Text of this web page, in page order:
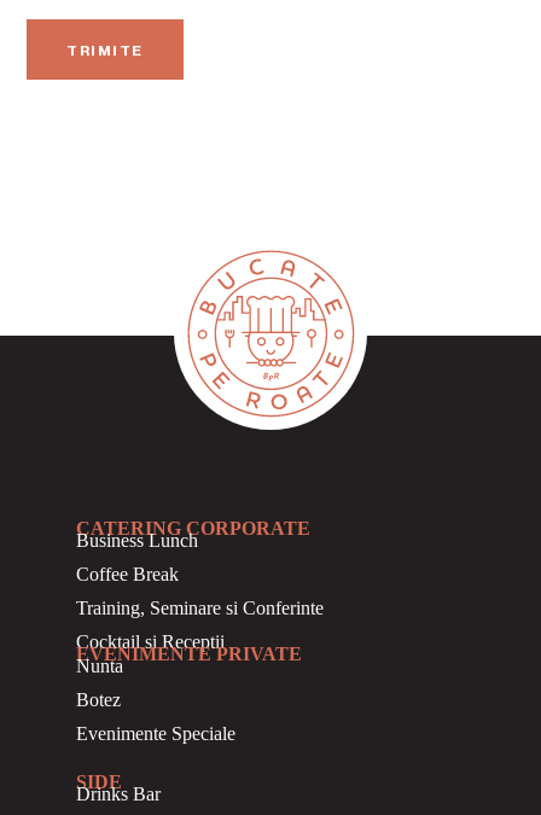
TRIMITE
CATERING CORPORATE
BusinessLunch
Coffee Break
Training, Seminare si Conferinte
Cocktail si Receptii
EVENIMENTE PRIVATE
Nunta
Botez
Evenimente Speciale
SIDE
Drinks Bar